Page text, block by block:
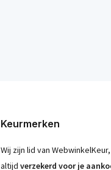
Keurmerken
Wij zijn lid van
altijd verzekerd voor je